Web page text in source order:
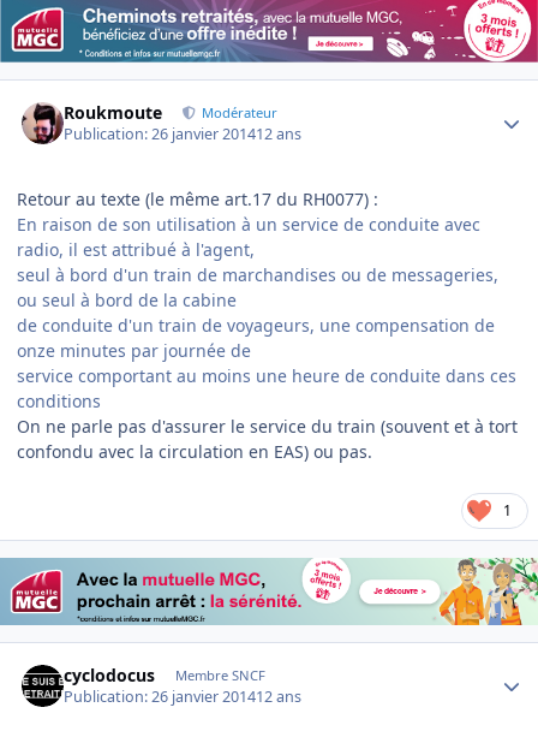
Roukmoute Modérateur
Publication:26 janvier 201412 ans
Retour au texte (le même art.17 du RH0077) :
En raison de son utilisation à un service de conduite avec
radio, il est attribué à l'agent,
seul à bord d'un train de marchandises ou de messageries,
ou seul à bord de la cabine
de conduite d'un train de voyageurs, une compensation de
onze minutes par journée de
service comportant au moins une heure de conduite dans ces
conditions
On ne parle pas d'assurer le service du train (souvent et à tort
confondu avec la circulation en EAS) ou pas.
1
cyclodocus Membre SNCF
Publication:26 janvier 201412 ans